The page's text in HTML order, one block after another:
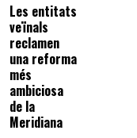
Les entitats
veïnals
reclamen
una reforma
més
ambiciosa
de la
Meridiana